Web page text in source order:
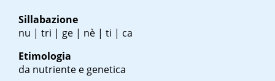
Sillabazione
nu | tri | ge | nè | ti | ca
Etimologia
da nutriente e genetica